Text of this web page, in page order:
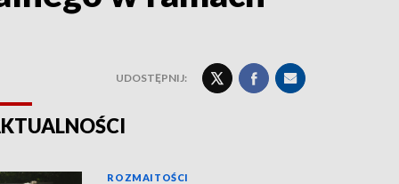
UDOSTĘPNIJ:
ROZMAITOŚCI